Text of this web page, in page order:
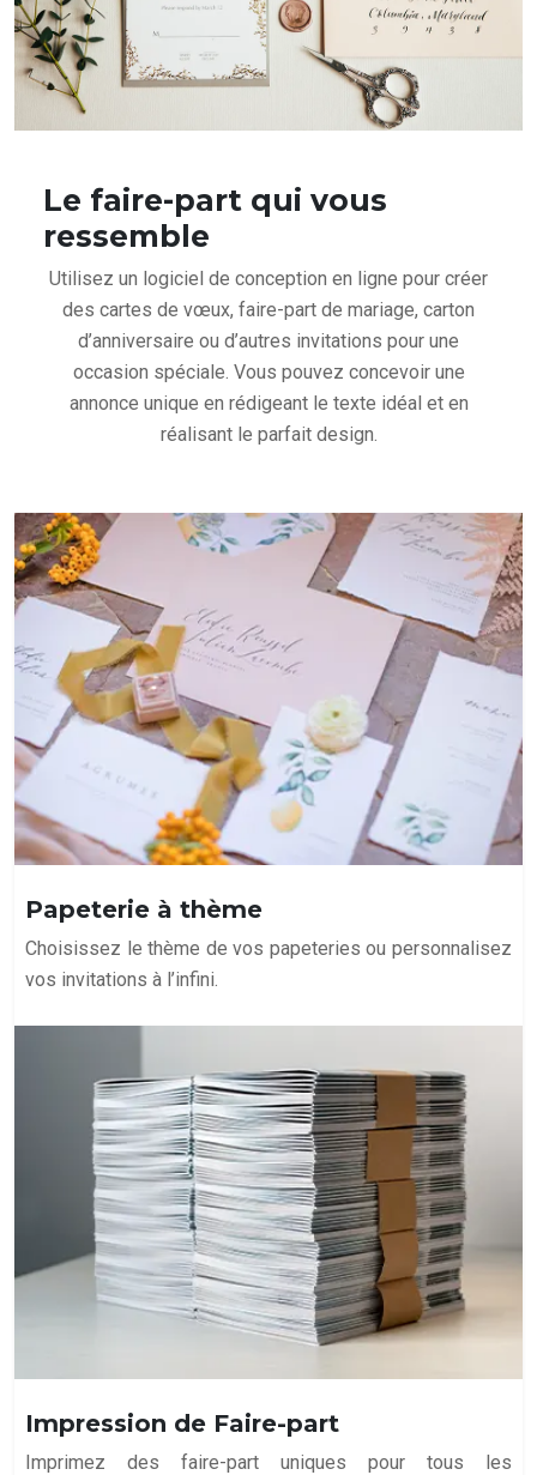
Le faire-part qui vous
ressemble
Utilisez un logiciel de conception en ligne pour créer
des cartes de vœux, faire-part de mariage, carton
d’anniversaire ou d’autres invitations pour une
occasion spéciale. Vous pouvez concevoir une
annonce unique en rédigeant le texte idéal et en
réalisant le parfait design.
Papeterie à thème
Choisissez le thème de vos papeteries ou personnalisez
vos invitations à l’infini.
Impression de Faire-part
Imprimez des faire-part uniques pour tous les